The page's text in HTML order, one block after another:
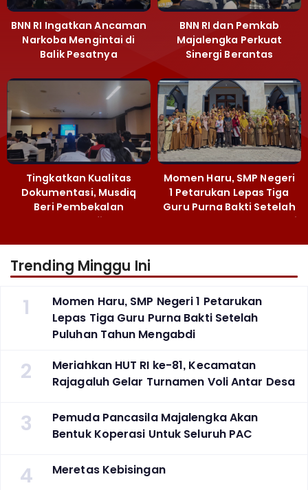
BNN RI Ingatkan Ancaman
Narkoba Mengintai di
Balik Pesatnya
Majalengka
BNN RI dan Pemkab
Majalengka Perkuat
Sinergi Berantas
Narkoba
Tingkatkan Kualitas
Dokumentasi, Musdiq
Beri Pembekalan
Fotografi ‎
Momen Haru, SMP Negeri
1 Petarukan Lepas Tiga
Guru Purna Bakti Setelah
Puluhan Tahun Mengabdi
Trending Minggu Ini
1
Momen Haru, SMP Negeri 1 Petarukan
Lepas Tiga Guru Purna Bakti Setelah
Puluhan Tahun Mengabdi
2
Meriahkan HUT RI ke-81, Kecamatan
Rajagaluh Gelar Turnamen Voli Antar Desa
3
Pemuda Pancasila Majalengka Akan
Bentuk Koperasi Untuk Seluruh PAC
4 Meretas Kebisingan